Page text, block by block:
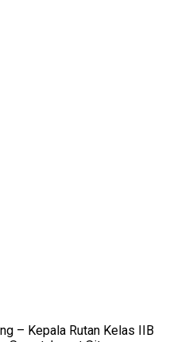
– Kepala Rutan Kelas IIB